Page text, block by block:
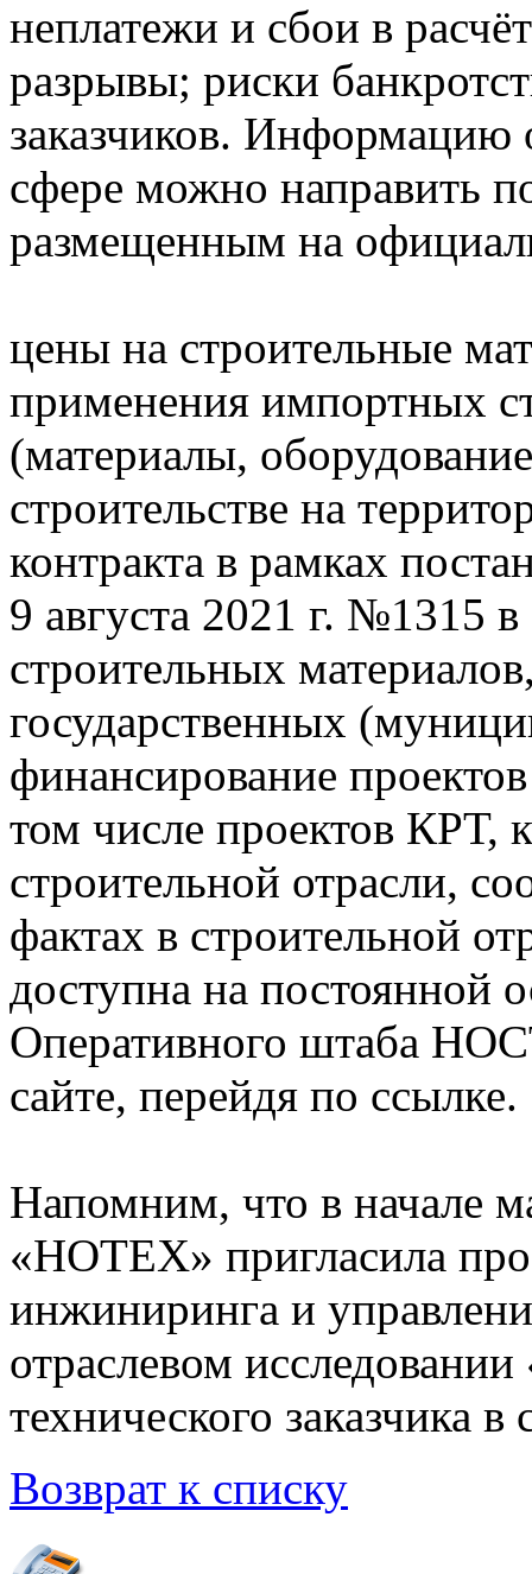
неплатежи и сбои в
разрывы; риски
заказчиков. Информацию
сфере можно направить
размещенным на
цены на строительные
применения импортных
(материалы,
строительстве на
контракта в рамках
9 августа 2021 г. №1315
строительных
государственных
финансирование
том числе проектов КРТ,
строительной отрасли,
фактах в строительной
доступна на постоянной
Оперативного штаба
сайте, перейдя по ссылке.
Напомним, что в начале
«НОТЕХ» пригласила
инжиниринга и
отраслевом
технического заказчика в
Возврат к списку